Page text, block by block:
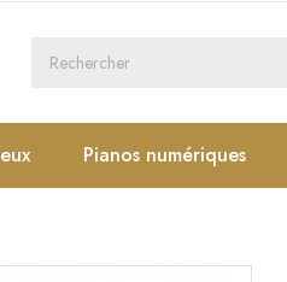
Pianos numériques